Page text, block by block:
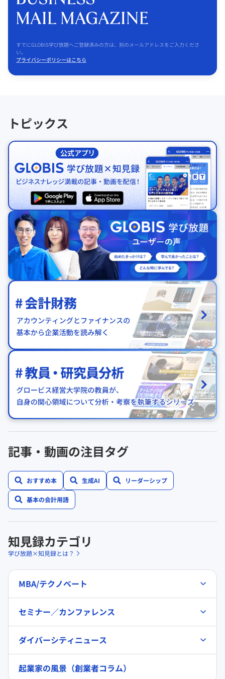
すでにGLOBIS学び放題へご登録済みの方は、別のメールアドレスをご入力くださ
い。
プライバシーポリシーはこちら
トピックス
記事・動画の注目タグ
おすすめ本 生成AI リーダーシップ
基本の会計用語
知見録カテゴリ
学び放題×知見録とは？
MBA/テクノベート
セミナー／カンファレンス
ダイバーシティニュース
起業家の風景（創業者コラム）